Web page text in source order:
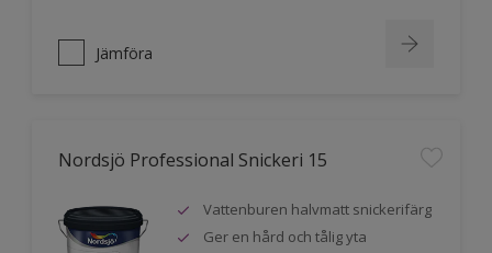
Jämföra
Nordsjö Professional Snickeri 15
Vattenburen halvmatt snickerifärg
Ger en hård och tålig yta